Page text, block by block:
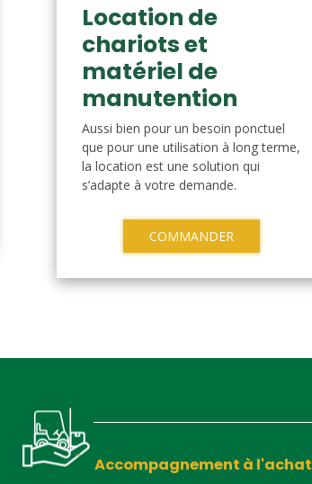
Location de
chariots et
matériel de
manutention
Aussi bien pour un besoin ponctuel
que pour une utilisation à long terme,
la location est une solution qui
s’adapte à votre demande.
COMMANDER
Accompagnement à l'achat